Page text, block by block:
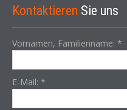
Kontaktieren Sie uns
Vornamen, Familienname: *
E-Mail: *